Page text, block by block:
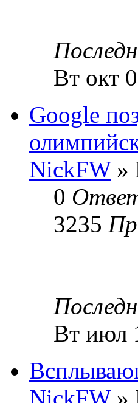
Вт окт
Google
NickFW»
0
3235
Вт июл
NickFW»